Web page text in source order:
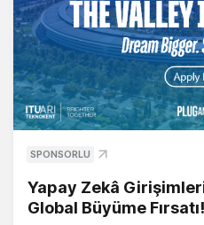
SPONSORLU
Yapay Zekâ
Global Büyüme Fırsatı!